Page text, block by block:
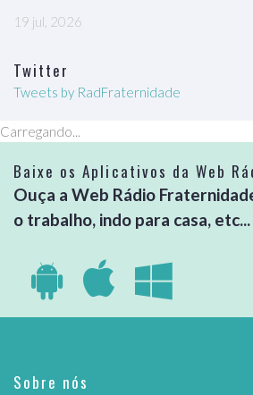
19 jul, 2026
Twitter
Tweets by RadFraternidade
Carregando...
Baixe os Aplicativos da Web
Ouça a Web Rádio
o trabalho, indo para casa, etc...
Sobre nós